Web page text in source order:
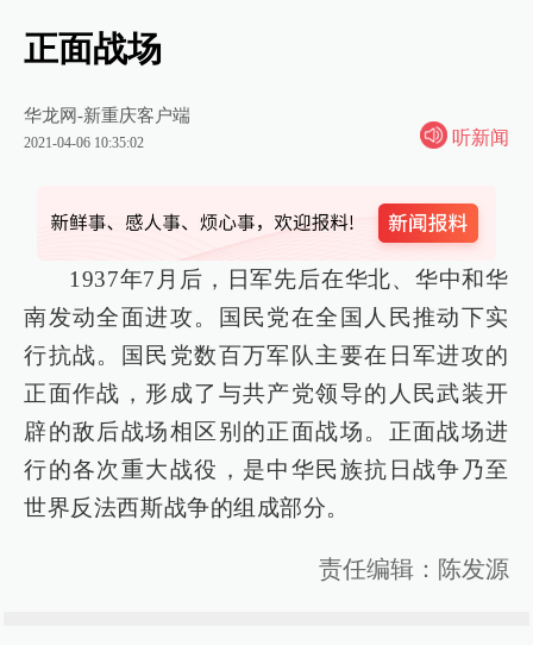
正面战场
华龙网-新重庆客户端
2021-04-06 10:35:02 听新闻
1937年7月后，日军先后在华北、华中和华
南发动全面进攻。国民党在全国人民推动下实
行抗战。国民党数百万军队主要在日军进攻的
正面作战，形成了与共产党领导的人民武装开
辟的敌后战场相区别的正面战场。正面战场进
行的各次重大战役，是中华民族抗日战争乃至
世界反法西斯战争的组成部分。
责任编辑：陈发源